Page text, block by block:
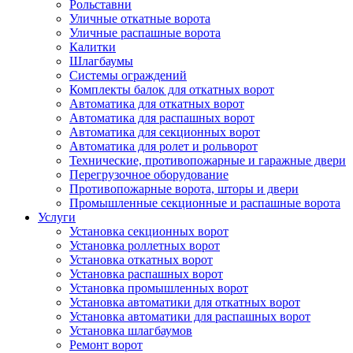
Рольставни
Уличные откатные ворота
Уличные распашные ворота
Калитки
Шлагбаумы
Системы ограждений
Комплекты балок для откатных ворот
Автоматика для откатных ворот
Автоматика для распашных ворот
Автоматика для секционных ворот
Автоматика для ролет и рольворот
Технические, противопожарные и гаражные двери
Перегрузочное оборудование
Противопожарные ворота, шторы и двери
Промышленные секционные и распашные ворота
Услуги
Установка секционных ворот
Установка роллетных ворот
Установка откатных ворот
Установка распашных ворот
Установка промышленных ворот
Установка автоматики для откатных ворот
Установка автоматики для распашных ворот
Установка шлагбаумов
Ремонт ворот